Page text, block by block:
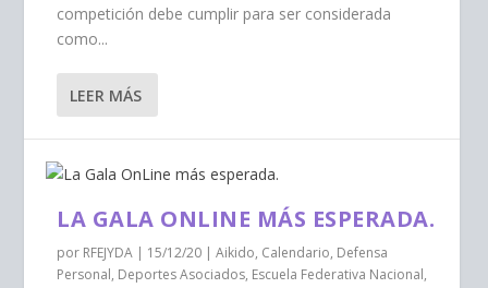
competición debe cumplir para ser considerada
como...
LEER MÁS
LA GALA ONLINE MÁS ESPERADA.
por RFEJYDA | 15/12/20 |Aikido, Calendario, Defensa
Personal, Deportes Asociados, Escuela Federativa Nacional,